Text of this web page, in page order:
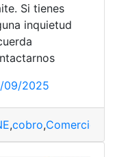
,Miembros
Si tienes
inquietud
09/2025
,cobro,Comercio